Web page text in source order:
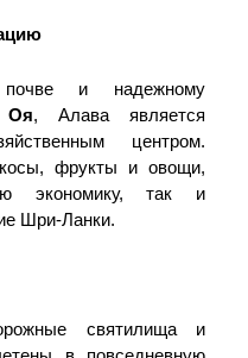
почве и надежному
Оя, Алава является
центром.
фрукты и овощи,
экономику, так и
Шри-Ланки.
святилища и